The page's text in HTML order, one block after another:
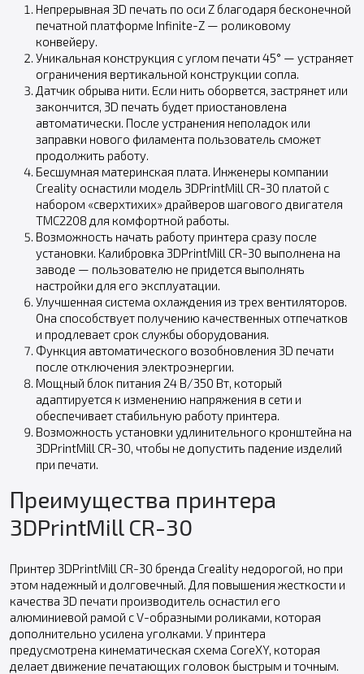
Непрерывная 3D печать по оси Z благодаря бесконечной
печатной платформе Infinite-Z — роликовому
конвейеру.
Уникальная конструкция с углом печати 45° — устраняет
ограничения вертикальной конструкции сопла.
Датчик обрыва нити. Если нить оборвется, застрянет или
закончится, 3D печать будет приостановлена
автоматически. После устранения неполадок или
заправки нового филамента пользователь сможет
продолжить работу.
Бесшумная материнская плата. Инженеры компании
Creality оснастили модель 3DPrintMill CR-30 платой с
набором «сверхтихих» драйверов шагового двигателя
TMC2208 для комфортной работы.
Возможность начать работу принтера сразу после
установки. Калибровка 3DPrintMill CR-30 выполнена на
заводе — пользователю не придется выполнять
настройки для его эксплуатации.
Улучшенная система охлаждения из трех вентиляторов.
Она способствует получению качественных отпечатков
и продлевает срок службы оборудования.
Функция автоматического возобновления 3D печати
после отключения электроэнергии.
Мощный блок питания 24 В/350 Вт, который
адаптируется к изменению напряжения в сети и
обеспечивает стабильную работу принтера.
Возможность установки удлинительного кронштейна на
3DPrintMill CR-30, чтобы не допустить падение изделий
при печати.
Преимущества принтера
3DPrintMill CR-30
Принтер 3DPrintMill CR-30 бренда Creality недорогой, но при
этом надежный и долговечный. Для повышения жесткости и
качества 3D печати производитель оснастил его
алюминиевой рамой с V-образными роликами, которая
дополнительно усилена уголками. У принтера
предусмотрена кинематическая схема CoreXY, которая
делает движение печатающих головок быстрым и точным.